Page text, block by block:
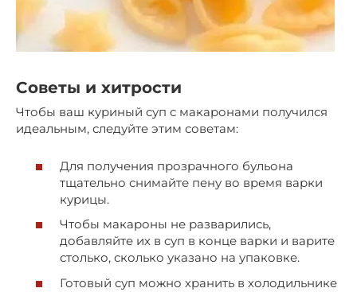
Советы и хитрости
Чтобы ваш куриный суп с макаронами получился
идеальным, следуйте этим советам:
Для получения прозрачного бульона
тщательно снимайте пену во время варки
курицы.
Чтобы макароны не разварились,
добавляйте их в суп в конце варки и варите
столько, сколько указано на упаковке.
Готовый суп можно хранить в холодильнике